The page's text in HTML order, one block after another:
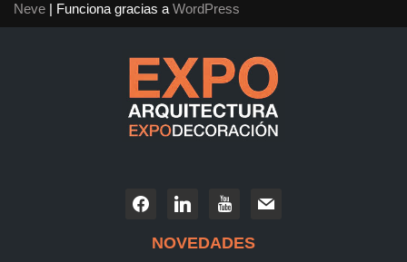
Neve | Funciona gracias aWordPress
NOVEDADES